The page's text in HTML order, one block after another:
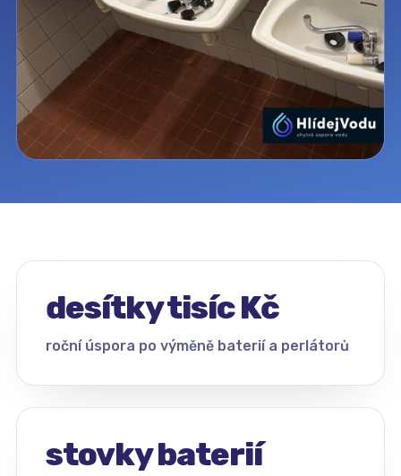
desítky tisíc Kč
roční úspora po výměně baterií a perlátorů
stovky baterií